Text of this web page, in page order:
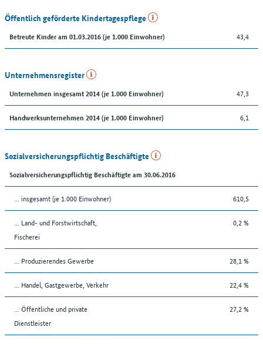
Öffentlich geförderte Kindertagespflege
Betreute Kinder am 01.03.2016 (je 1.000 Einwohner) 43,4
Unternehmensregister
Unternehmen insgesamt 2014 (je 1.000 Einwohner) 47,3
Handwerksunternehmen 2014 (je 1.000 Einwohner) 6,1
Sozialversicherungspflichtig Beschäftigte
Sozialversicherungspflichtig Beschäftigte am 30.06.2016
... insgesamt (je 1.000 Einwohner) 610,5
... Land- und Forstwirtschaft,
Fischerei
0,2 %
... Produzierendes Gewerbe 28,1 %
... Handel, Gastgewerbe, Verkehr 22,4 %
... Öffentliche und private
Dienstleister
27,2 %